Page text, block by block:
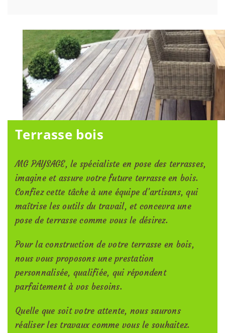
Terrasse bois
MG PAYSAGE, le spécialiste en pose des terrasses,
imagine et assure votre future terrasse en bois.
Confiez cette tâche à une équipe d’artisans, qui
maîtrise les outils du travail, et concevra une
pose de terrasse comme vous le désirez.
Pour la construction de votre terrasse en bois,
nous vous proposons une prestation
personnalisée, qualifiée, qui répondent
parfaitement à vos besoins.
Quelle que soit votre attente, nous saurons
réaliser les travaux comme vous le souhaitez.